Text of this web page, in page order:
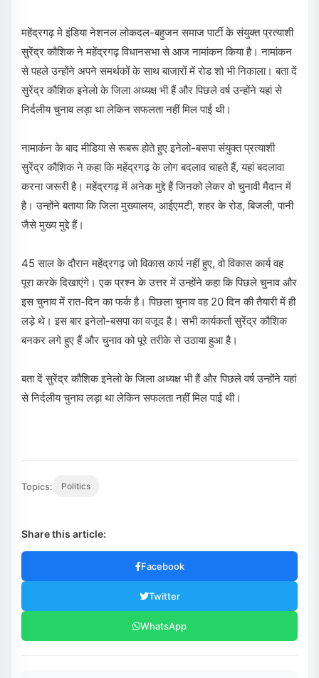
महेंद्रगढ़ मे इंडिया नेशनल लोकदल-बहुजन समाज पार्टी के संयुक्त प्रत्याशी
सुरेंद्र कौशिक ने महेंद्रगढ़ विधानसभा से आज नामांकन किया है। नामांकन
से पहले उन्होंने अपने समर्थकों के साथ बाजारों में रोड शो भी निकाला। बता दें
सुरेंद्र कौशिक इनेलो के जिला अध्यक्ष भी हैं और पिछले वर्ष उन्होंने यहां से
निर्दलीय चुनाव लड़ा था लेकिन सफलता नहीं मिल पाई थी।
नामाकंन के बाद मीडिया से रूबरू होते हुए इनेलो-बसपा संयुक्त प्रत्याशी
सुरेंद्र कौशिक ने कहा कि महेंद्रगढ़ के लोग बदलाव चाहते हैं, यहां बदलावा
करना जरूरी है। महेंद्रगढ़ में अनेक मुद्दे हैं जिनको लेकर वो चुनावी मैदान में
है। उन्होंने बताया कि जिला मुख्यालय, आईएमटी, शहर के रोड, बिजली, पानी
जैसे मुख्य मुद्दे हैं।
45 साल के दौरान महेंद्रगढ़ जो विकास कार्य नहीं हुए, वो विकास कार्य वह
पूरा करके दिखाएंगे। एक प्रश्न के उत्तर में उन्होंने कहा कि पिछले चुनाव और
इस चुनाव में रात-दिन का फर्क है। पिछला चुनाव वह 20 दिन की तैयारी में ही
लड़े थे। इस बार इनेलो-बसपा का वजूद है। सभी कार्यकर्ता सुरेंद्र कौशिक
बनकर लगे हुए हैं और चुनाव को पूरे तरीके से उठाया हुआ है।
बता दें सुरेंद्र कौशिक इनेलो के जिला अध्यक्ष भी हैं और पिछले वर्ष उन्होंने यहां
से निर्दलीय चुनाव लड़ा था लेकिन सफलता नहीं मिल पाई थी।
Topics: Politics
Share this article:
Facebook
Twitter
WhatsApp